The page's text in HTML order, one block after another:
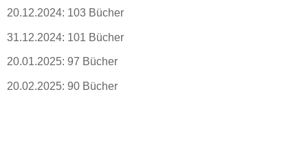
20.12.2024: 103 Bücher
31.12.2024: 101 Bücher
20.01.2025: 97 Bücher
20.02.2025: 90 Bücher